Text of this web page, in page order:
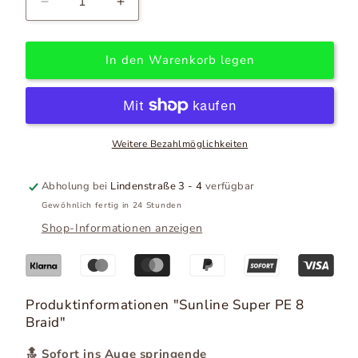
Verringere
die
Menge
Sunline
Super
8
Erhöhe
die
Menge
für
Sunline
Super
PE
8
Braid
In den Warenkorb legen
Weitere Bezahlmöglichkeiten
Abholung bei Lindenstraße 3 - 4 verfügbar
Gewöhnlich fertig in 24 Stunden
Shop-Informationen anzeigen
Produktinformationen "Sunline Super PE 8
Braid"
🔝 Sofort ins Auge springende